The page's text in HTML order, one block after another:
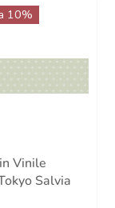
10%
Vinile
Salvia